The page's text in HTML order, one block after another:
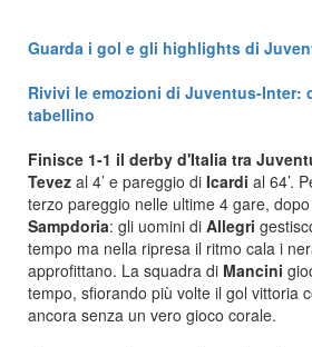
Guarda i gol e gli highlights di
Rivivi le emozioni di Juventus-Inter:
tabellino
Finisce 1-1 il derby d'Italia tra
Tevez al 4’ e pareggio di Icardi al 64’.
terzo pareggio nelle ultime 4 gare, dopo
Sampdoria: gli uomini di Allegri
tempo ma nella ripresa il ritmo cala i
approfittano. La squadra di Mancini
tempo, sfiorando più volte il gol vittoria
ancora senza un vero gioco corale.